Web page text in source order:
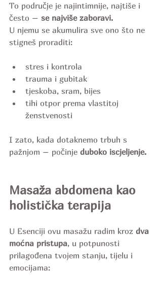
To područje je najintimnije, najtiše i
često – se najviše zaboravi.
U njemu se akumulira sve ono što ne
stigneš proraditi:
stres i kontrola
trauma i gubitak
tjeskoba, sram, bijes
tihi otpor prema vlastitoj
ženstvenosti
I zato, kada dotaknemo trbuh s
pažnjom – počinje duboko iscjeljenje.
Masaža abdomena kao
holistička terapija
U Esenciji ovu masažu radim kroz dva
moćna pristupa, u potpunosti
prilagođena tvojem stanju, tijelu i
emocijama: